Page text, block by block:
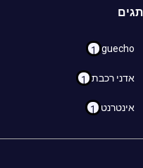
1
רכבת 1
1